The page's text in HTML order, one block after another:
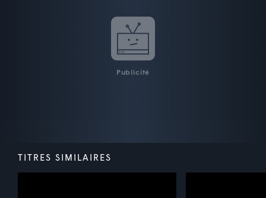
Publicité
TITRES SIMILAIRES